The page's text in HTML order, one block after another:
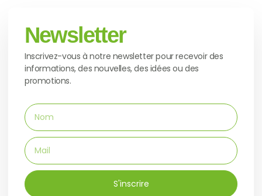
Newsletter
Inscrivez-vous à notre newsletter pour recevoir des
informations, des nouvelles, des idées ou des
promotions.
S'inscrire